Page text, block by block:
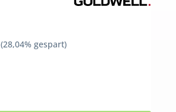
(28,04% gespart)